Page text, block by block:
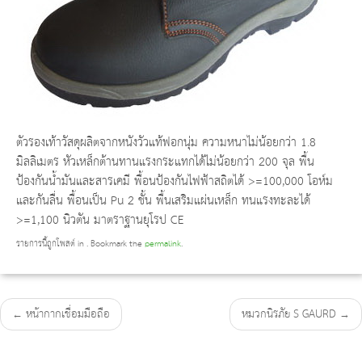
ตัวรองเท้าวัสดุผลิตจากหนังวัวแท้ฟอกนุ่ม ความหนาไม่น้อยกว่า 1.8
มิลลิเมตร หัวเหล็กต้านทานแรงกระแทกได้ไม่น้อยกว่า 200 จุล พื้น
ป้องกันน้ำมันและสารเคมี พื้อนป้องกันไฟฟ้าสถิตได้ >=100,000 โอห์ม
และกันลื่น พื้อนเป็น Pu 2 ชั้น พื้นเสริมแผ่นเหล็ก ทนแรงทะละได้
>=1,100 นิวตัน มาตราฐานยุโรป CE
รายการนี้ถูกโพสต์ in . Bookmark thepermalink.
← หน้ากากเชื่อมมือถือ หมวกนิรภัย S GAURD →